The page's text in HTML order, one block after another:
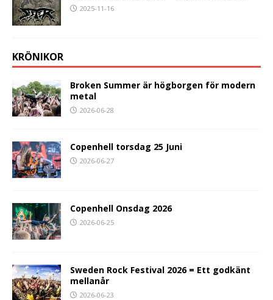
2025-11-16
KRÖNIKOR
Broken Summer är högborgen för modern
metal
2026-06-28
Copenhell torsdag 25 Juni
2026-06-27
Copenhell Onsdag 2026
2026-06-25
Sweden Rock Festival 2026 = Ett godkänt
mellanår
2026-06-23